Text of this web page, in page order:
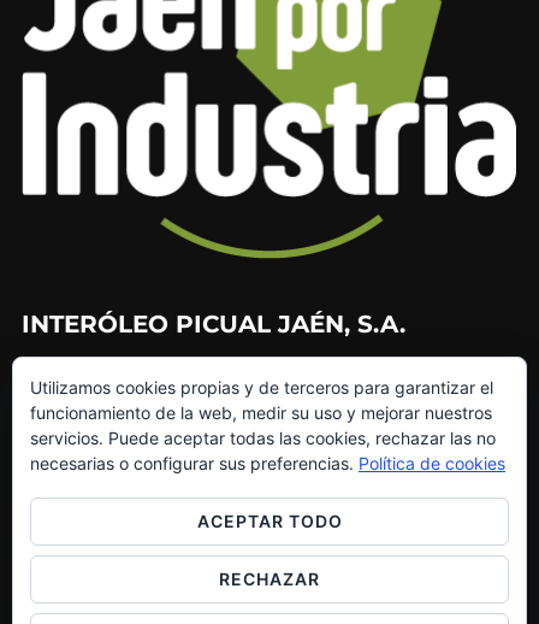
INTERÓLEO PICUAL JAÉN, S.A.
953 226 010
953 272 499
info@interoleo.com
canaldedenuncias@interoleo.com
Utilizamos cookies propias y de terceros para garantizar el
funcionamiento de la web, medir su uso y mejorar nuestros
servicios. Puede aceptar todas las cookies, rechazar las no
necesarias o configurar sus preferencias. Política de cookies
ACEPTAR TODO
RECHAZAR